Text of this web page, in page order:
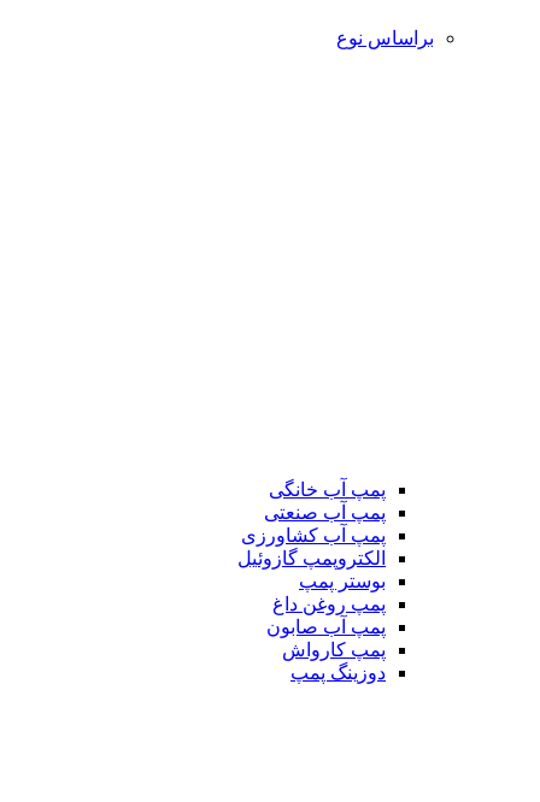
براساس نوع
پمپ آب خانگی
پمپ آب صنعتی
پمپ آب کشاورزی
الکتروپمپ گازوئیل
بوستر پمپ
پمپ روغن داغ
پمپ آب صابون
پمپ کارواش
دوزینگ پمپ